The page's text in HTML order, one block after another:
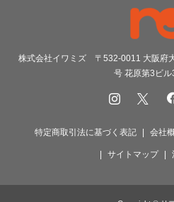
株式会社イワミズ 〒532-0011 大阪府
号 花原第3ビ
特定商取引法に基づく表記 会社
サイトマップ